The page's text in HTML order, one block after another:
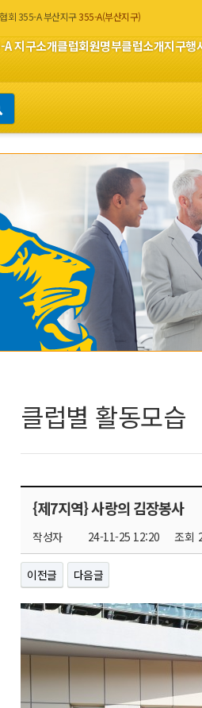
회 355-A 부산지구355-A(부산지구)
지구소개클럽회원명부클럽소개지구행
클럽별 활동모습
{제7지역} 사랑의 김장봉사
작성자 24-11-25 12:20 조회
이전글 다음글